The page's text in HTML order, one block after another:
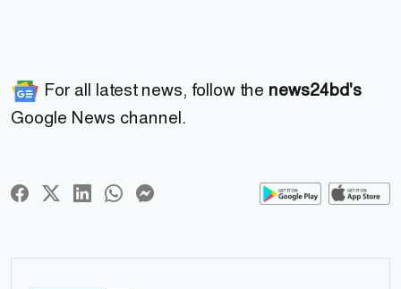
For all latest news, follow the news24bd's
Google News channel.